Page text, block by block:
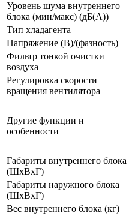
Уровень шума внутреннего
блока (мин/макс) (дБ(А))
Тип хладагента
Напряжение (В)/(фазность)
Фильтр тонкой очистки
воздуха
Регулировка скорости
вращения вентилятора
Другие функции и
особенности
Габариты внутреннего блока
(ШхВхГ)
Габариты наружного блока
(ШхВхГ)
Вес внутреннего блока (кг)